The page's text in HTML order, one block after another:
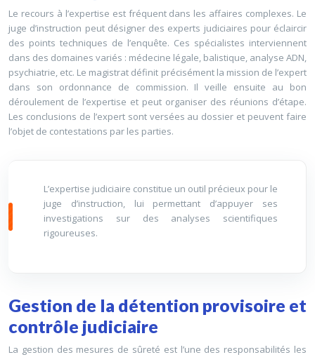
Le recours à l’expertise est fréquent dans les affaires complexes. Le
juge d’instruction peut désigner des experts judiciaires pour éclaircir
des points techniques de l’enquête. Ces spécialistes interviennent
dans des domaines variés : médecine légale, balistique, analyse ADN,
psychiatrie, etc. Le magistrat définit précisément la mission de l’expert
dans son ordonnance de commission. Il veille ensuite au bon
déroulement de l’expertise et peut organiser des réunions d’étape.
Les conclusions de l’expert sont versées au dossier et peuvent faire
l’objet de contestations par les parties.
L’expertise judiciaire constitue un outil précieux pour le
juge d’instruction, lui permettant d’appuyer ses
investigations sur des analyses scientifiques
rigoureuses.
Gestion de la détention provisoire et
contrôle judiciaire
La gestion des mesures de sûreté est l’une des responsabilités les